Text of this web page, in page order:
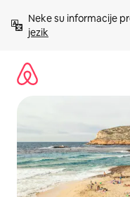
sadržaj
Neke su informacije
jezik